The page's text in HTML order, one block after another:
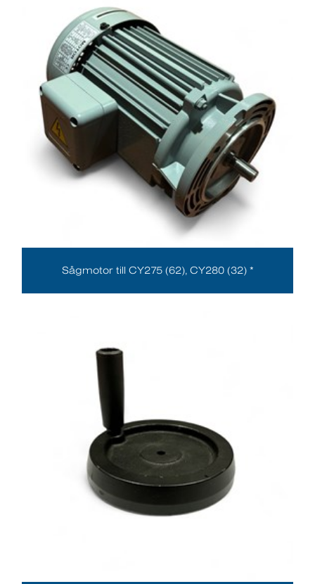
Sågmotor till CY275 (62), CY280 (32) *